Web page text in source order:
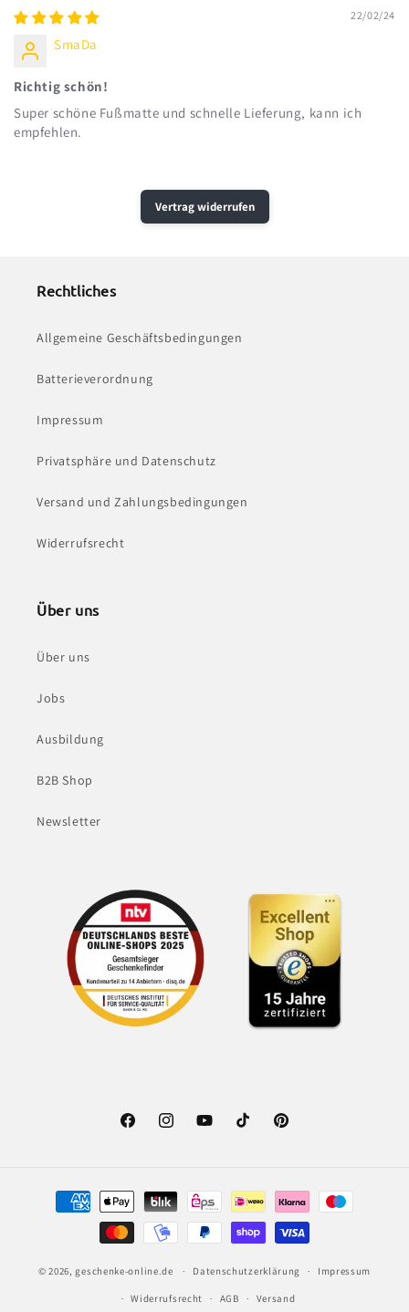
22/02/24
SmaDa
Richtig schön!
Super schöne Fußmatte und schnelle Lieferung, kann ich
empfehlen.
Vertrag widerrufen
Rechtliches
Allgemeine Geschäftsbedingungen
Batterieverordnung
Impressum
Privatsphäre und Datenschutz
Versand und Zahlungsbedingungen
Widerrufsrecht
Über uns
Über uns
Jobs
Ausbildung
B2B Shop
Newsletter
FacebookInstagramYouTubeTikTok Pinterest
Zahlungsmethoden
© 2026,geschenke-online.de Datenschutzerklärung Impressum
Widerrufsrecht AGB Versand